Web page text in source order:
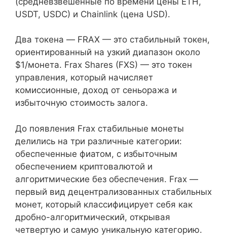
USDT, USDC) и Chainlink (цена USD).
Два токена — FRAX — это стабильный токен,
ориентированный на узкий диапазон около
$1/монета. Frax Shares (FXS) — это токен
управления, который начисляет
комиссионные, доход от сеньоража и
избыточную стоимость залога.
До появления Frax стабильные монеты
делились на три различные категории:
обеспеченные фиатом, с избыточным
обеспечением криптовалютой и
алгоритмические без обеспечения. Frax —
первый вид децентрализованных стабильных
монет, который классифицирует себя как
дробно-алгоритмический, открывая
четвертую и самую уникальную категорию.